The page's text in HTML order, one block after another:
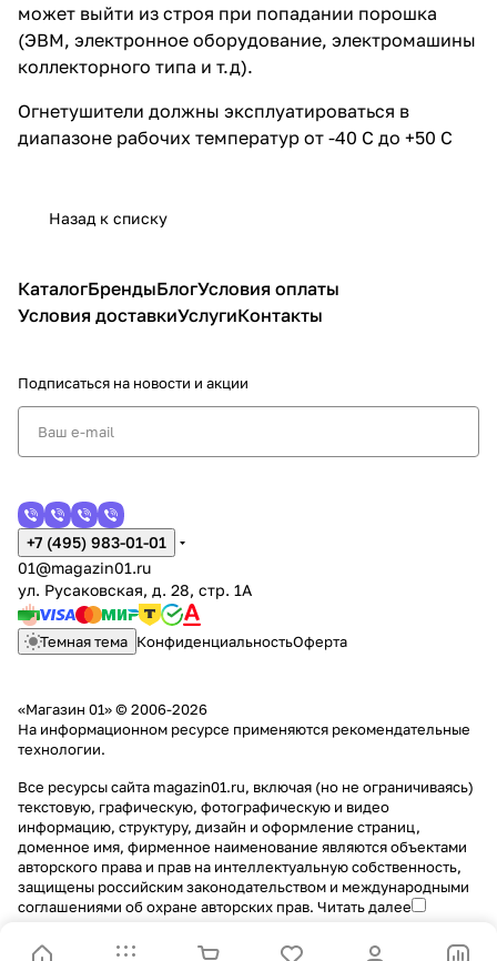
может выйти из строя при попадании порошка
(ЭВМ, электронное оборудование, электромашины
коллекторного типа и т.д).
Огнетушители должны эксплуатироваться в
диапазоне рабочих температур от -40 С до +50 С
Назад к списку
КаталогБрендыБлогУсловия оплаты
Условия доставкиУслугиКонтакты
Подписаться на новости и акции
+7 (495) 983-01-01
01@magazin01.ru
ул. Русаковская, д. 28, стр. 1А
Темная тема КонфиденциальностьОферта
«Магазин 01» © 2006-2026
На информационном ресурсе применяются рекомендательные
технологии.
Все ресурсы сайта magazin01.ru, включая (но не ограничиваясь)
текстовую, графическую, фотографическую и видео
информацию, структуру, дизайн и оформление страниц,
доменное имя, фирменное наименование являются объектами
авторского права и прав на интеллектуальную собственность,
защищены российским законодательством и международными
соглашениями об охране авторских прав. Читать далее